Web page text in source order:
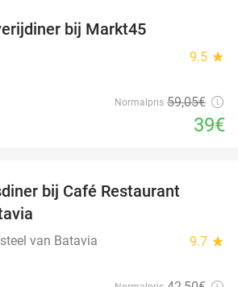
bij Markt45
9.5 star
Normalpris 59,05€
39€
bij Café Restaurant
van Batavia 9.7 star